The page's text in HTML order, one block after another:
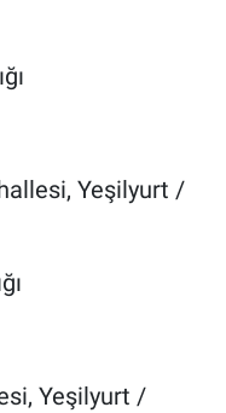
Yeşilyurt /
Yeşilyurt /